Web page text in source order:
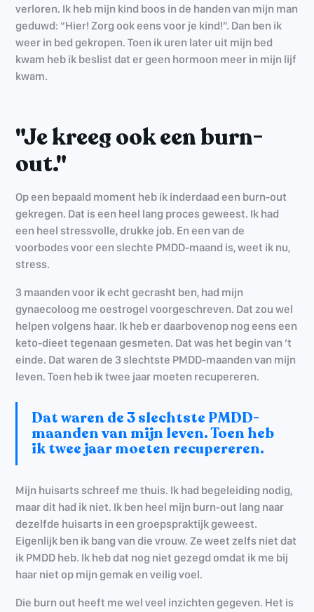
verloren. Ik heb mijn kind boos in de handen van mijn man
geduwd: “Hier! Zorg ook eens voor je kind!”. Dan ben ik
weer in bed gekropen. Toen ik uren later uit mijn bed
kwam heb ik beslist dat er geen hormoon meer in mijn lijf
kwam.
"Je kreeg ook een burn-
out."
Op een bepaald moment heb ik inderdaad een burn-out
gekregen. Dat is een heel lang proces geweest. Ik had
een heel stressvolle, drukke job. En een van de
voorbodes voor een slechte PMDD-maand is, weet ik nu,
stress.
3 maanden voor ik echt gecrasht ben, had mijn
gynaecoloog me oestrogel voorgeschreven. Dat zou wel
helpen volgens haar. Ik heb er daarbovenop nog eens een
keto-dieet tegenaan gesmeten. Dat was het begin van ‘t
einde. Dat waren de 3 slechtste PMDD-maanden van mijn
leven. Toen heb ik twee jaar moeten recupereren.
Dat waren de 3 slechtste PMDD-
maanden van mijn leven. Toen heb
ik twee jaar moeten recupereren.
Mijn huisarts schreef me thuis. Ik had begeleiding nodig,
maar dit had ik niet. Ik ben heel mijn burn-out lang naar
dezelfde huisarts in een groepspraktijk geweest.
Eigenlijk ben ik bang van die vrouw. Ze weet zelfs niet dat
ik PMDD heb. Ik heb dat nog niet gezegd omdat ik me bij
haar niet op mijn gemak en veilig voel.
Die burn out heeft me wel veel inzichten gegeven. Het is